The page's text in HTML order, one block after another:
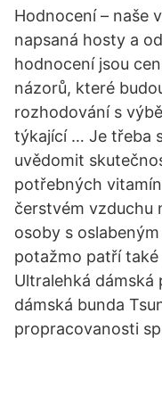
Hodnocení – naše
napsaná hosty a
hodnocení jsou
názorů, které
rozhodování s
týkající … Je třeba
uvědomit
potřebných
čerstvém vzduchu
osoby s
potažmo patří
Ultralehká dámská
dámská bunda
propracovanosti